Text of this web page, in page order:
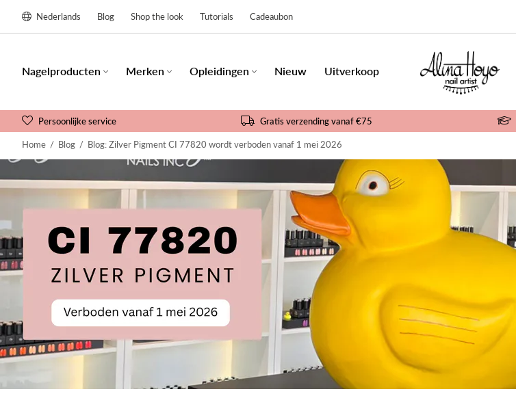
Nederlands Blog Shop the look Tutorials Cadeaubon
Nagelproducten Merken Opleidingen Nieuw Uitverkoop
Persoonlijke service Gratis verzending vanaf €75
Home / Blog / Blog: Zilver Pigment CI 77820 wordt verboden vanaf 1 mei 2026